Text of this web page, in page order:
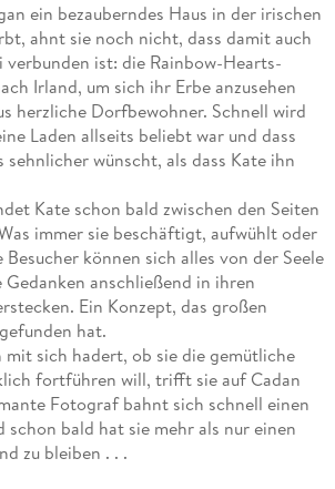
ein bezauberndes Haus in der irischen
ahnt sie noch nicht, dass damit auch
verbunden ist: die Rainbow-Hearts-
Irland, um sich ihr Erbe anzusehen
herzliche Dorfbewohner. Schnell wird
Laden allseits beliebt war und dass
wünscht, als dass Kate ihn
Kate schon bald zwischen den Seiten
immer sie beschäftigt, aufwühlt oder
können sich alles von der Seele
Gedanken anschließend in ihren
Ein Konzept, das großen
hat.
mit sich hadert, ob sie die gemütliche
fortführen will, trifft sie auf Cadan
Fotograf bahnt sich schnell einen
schon bald hat sie mehr als nur einen
zu bleiben . . .